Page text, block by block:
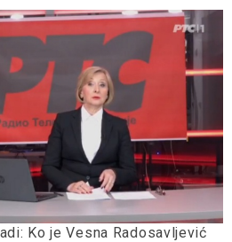
Ko je Vesna Radosavljević